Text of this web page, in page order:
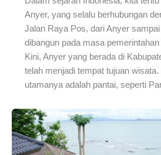
Anyer, yang selalu berhubungan
Jalan Raya Pos, dari Anyer
dibangun pada masa
Kini, Anyer yang berada di
telah menjadi tempat tujuan
utamanya adalah pantai, seperti